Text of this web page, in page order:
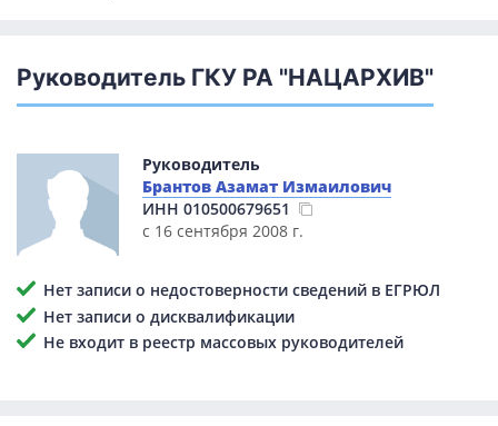
Руководитель ГКУ РА "НАЦАРХИВ"
Руководитель
Брантов Азамат Измаилович
ИНН 010500679651
с 16 сентября 2008 г.
Нет записи о недостоверности сведений в ЕГРЮЛ
Нет записи о дисквалификации
Не входит в реестр массовых руководителей